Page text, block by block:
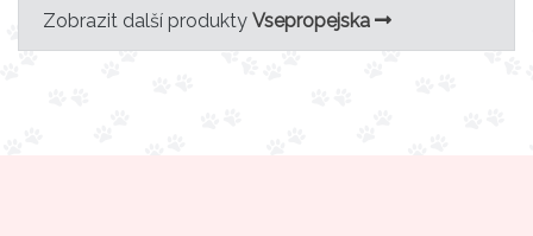
Zobrazit další produkty Vsepropejska